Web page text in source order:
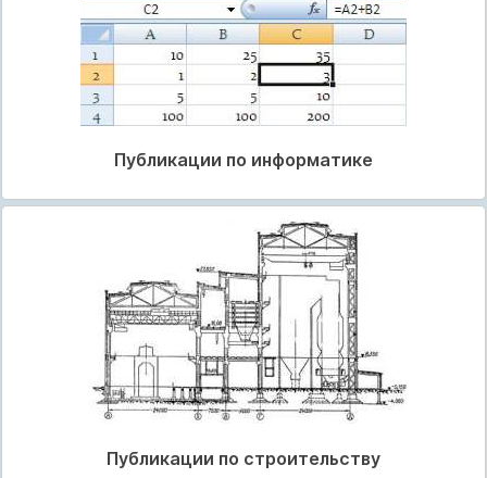
Публикации по информатике
Публикации по строительству